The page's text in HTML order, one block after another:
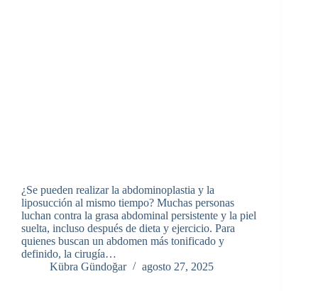
¿Se pueden realizar la abdominoplastia y la
liposucción al mismo tiempo? Muchas personas
luchan contra la grasa abdominal persistente y la piel
suelta, incluso después de dieta y ejercicio. Para
quienes buscan un abdomen más tonificado y
definido, la cirugía…
Kübra Gündoğar
agosto 27, 2025